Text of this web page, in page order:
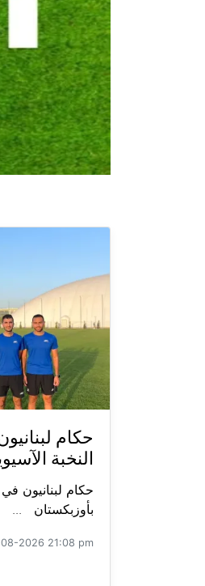
حكام
النخبة
حكام لبنانيون
بأوزبكستان ...
2026 21:08 pm